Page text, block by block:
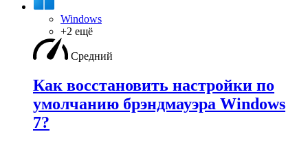
Windows
+2 ещё
Средний
Как восстановить настройки по
умолчанию брэндмауэра Windows
7?